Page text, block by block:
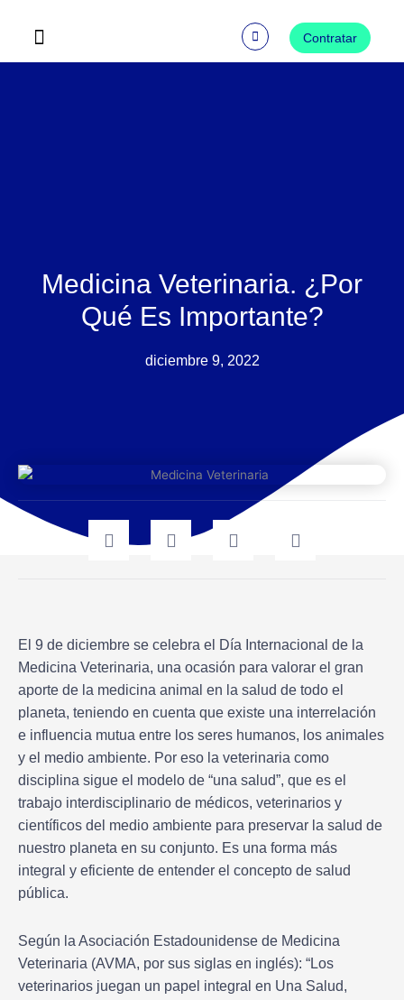
contenido
Contratar
Medicina Veterinaria. ¿Por
Qué Es Importante?
diciembre 9, 2022
El 9 de diciembre se celebra el Día Internacional de la
Medicina Veterinaria, una ocasión para valorar el gran
aporte de la medicina animal en la salud de todo el
planeta, teniendo en cuenta que existe una interrelación
e influencia mutua entre los seres humanos, los animales
y el medio ambiente. Por eso la veterinaria como
disciplina sigue el modelo de “una salud”, que es el
trabajo interdisciplinario de médicos, veterinarios y
científicos del medio ambiente para preservar la salud de
nuestro planeta en su conjunto. Es una forma más
integral y eficiente de entender el concepto de salud
pública.
Según la Asociación Estadounidense de Medicina
Veterinaria (AVMA, por sus siglas en inglés): “Los
veterinarios juegan un papel integral en Una Salud,